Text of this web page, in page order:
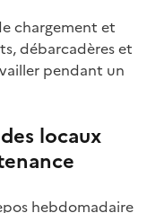
chargement et
débarcadères et
pendant un
locaux
hebdomadaire